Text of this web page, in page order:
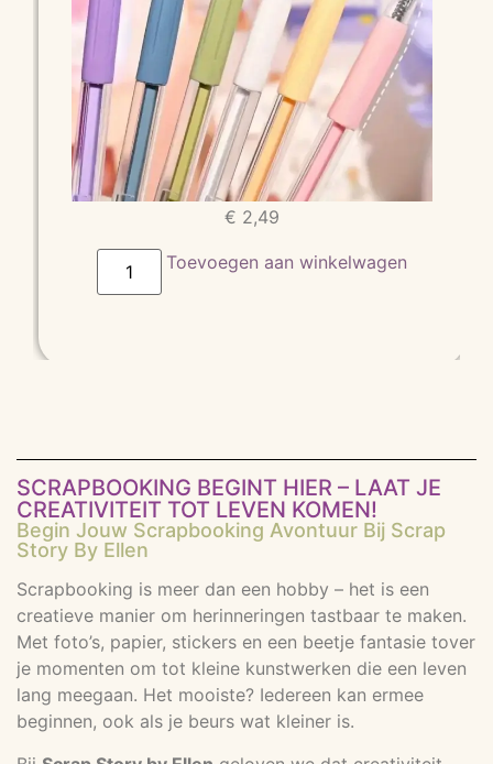
€ 2,49
Toevoegen aan winkelwagen
SCRAPBOOKING BEGINT HIER – LAAT JE
CREATIVITEIT TOT LEVEN KOMEN!
Begin Jouw Scrapbooking Avontuur Bij Scrap
Story By Ellen
Scrapbooking is meer dan een hobby – het is een
creatieve manier om herinneringen tastbaar te maken.
Met foto’s, papier, stickers en een beetje fantasie tover
je momenten om tot kleine kunstwerken die een leven
lang meegaan. Het mooiste? Iedereen kan ermee
beginnen, ook als je beurs wat kleiner is.